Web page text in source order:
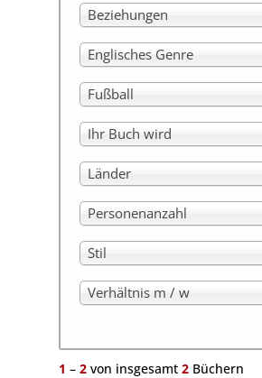
Beziehungen
Englisches Genre
Fußball
Ihr Buch wird
Länder
Personenanzahl
Stil
Verhältnis m / w
1 –2 von insgesamt2 Büchern